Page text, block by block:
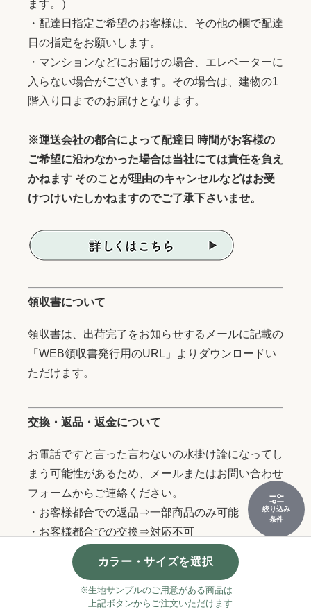
絞り込み
条件
カラー・サイズを選択
※生地サンプルのご用意がある商品は
上記ボタンからご注文いただけます
ます。）
・配達日指定ご希望のお客様は、その他の欄で配達
日の指定をお願いします。
・マンションなどにお届けの場合、エレベーターに
入らない場合がございます。その場合は、建物の1
階入り口までのお届けとなります。
※運送会社の都合によって配達日 時間がお客様の
ご希望に沿わなかった場合は当社にては責任を負え
かねます そのことが理由のキャンセルなどはお受
けつけいたしかねますのでご了承下さいませ。
領収書について
領収書は、出荷完了をお知らせするメールに記載の
「WEB領収書発行用のURL」よりダウンロードい
ただけます。
交換・返品・返金について
お電話ですと言った言わないの水掛け論になってし
まう可能性があるため、メールまたはお問い合わせ
フォームからご連絡ください。
・お客様都合での返品⇒一部商品のみ可能
・お客様都合での交換⇒対応不可
・商品等の不具合での返金⇒対応可能
・商品等の不具合での交換⇒対応可能
当方の何らかのミスによる商品の交換の場合は、で